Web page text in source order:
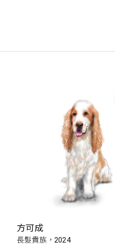
方可成
長髮貴族，2024